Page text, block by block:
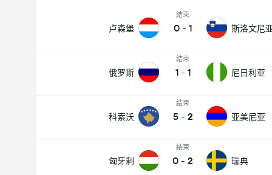
卢森堡
結束
0 - 1 斯洛文尼
俄罗斯
結束
1 - 1 尼日利亚
科索沃
結束
5 - 2 亚美尼亚
匈牙利
結束
0 - 2 瑞典